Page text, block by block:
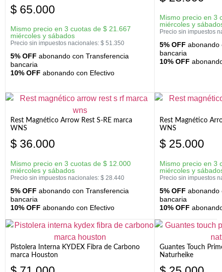
$ 65.000
Mismo precio en 3 cuotas de $ 21.667
miércoles y sábados
Precio sin impuestos nacionales: $ 51.350
5% OFF abonando con Transferencia
bancaria
10% OFF abonando con Efectivo
Mismo precio en 3
miércoles y
Precio sin impuestos
5% OFF abonando
bancaria
10% OFF
Rest Magnético Arrow Rest S-RE marca
WNS
$ 36.000
Mismo precio en 3 cuotas de $ 12.000
miércoles y sábados
Precio sin impuestos nacionales: $ 28.440
5% OFF abonando con Transferencia
bancaria
10% OFF abonando con Efectivo
Rest Magnético
WNS
$ 25.000
Mismo precio en 3
miércoles y
Precio sin impuestos
5% OFF abonando
bancaria
10% OFF
Pistolera Interna KYDEX Fibra de Carbono
marca Houston
Guantes Touch
Naturheike